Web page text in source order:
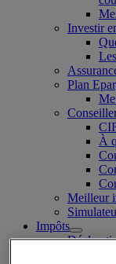
Investir
Plan
À
Meilleur
Impôts